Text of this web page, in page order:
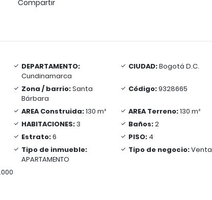
Compartir
DEPARTAMENTO:
Cundinamarca
CIUDAD:Bogotá D.C.
Zona / barrio:Santa
Bárbara
Código:9328665
AREA Construida:130 m² AREA Terreno:130 m²
HABITACIONES:3 Baños:2
Estrato:6 PISO:4
Tipo de inmueble:
APARTAMENTO
Tipo de negocio:Venta